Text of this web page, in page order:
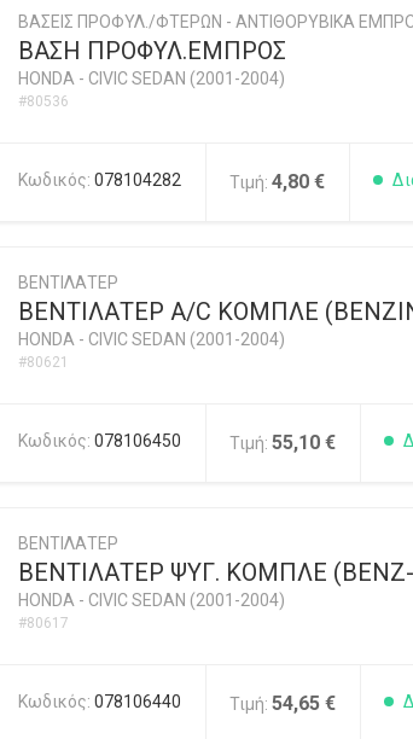
ΒΑΣΕΙΣ ΠΡΟΦΥΛ./ΦΤΕΡΩΝ - ΑΝΤΙΘΟΡΥΒΙΚΑ
ΒΑΣΗ ΠΡΟΦΥΛ.ΕΜΠΡΟΣ
HONDA - CIVIC SEDAN (2001-2004)
#80536
Κωδικός: 078104282 Τιμή: 4,80 €
ΒΕΝΤΙΛΑΤΕΡ
ΒΕΝΤΙΛΑΤΕΡ A/C ΚΟΜΠΛΕ
HONDA - CIVIC SEDAN (2001-2004)
#80621
Κωδικός: 078106450 Τιμή: 55,10 €
ΒΕΝΤΙΛΑΤΕΡ
ΒΕΝΤΙΛΑΤΕΡ ΨΥΓ. ΚΟΜΠΛΕ (BENZ-
HONDA - CIVIC SEDAN (2001-2004)
#80617
Κωδικός: 078106440 Τιμή: 54,65 €